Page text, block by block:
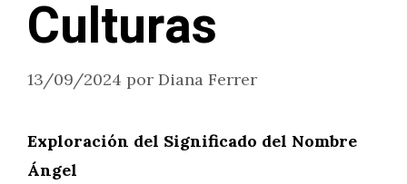
Culturas
13/09/2024 por Diana Ferrer
Exploración del Significado del Nombre
Ángel